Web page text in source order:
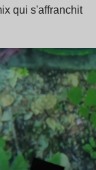
qui s'affranchit